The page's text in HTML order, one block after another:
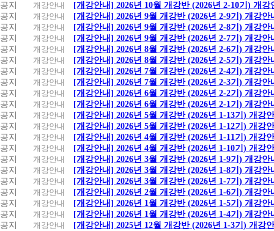
공지
개강안내
[개강안내] 2026년 10월 개강반 (2026년 2-10기) 개강
공지
개강안내
[개강안내] 2026년 9월 개강반 (2026년 2-9기) 개강안
공지
개강안내
[개강안내] 2026년 9월 개강반 (2026년 2-8기) 개강안
공지
개강안내
[개강안내] 2026년 9월 개강반 (2026년 2-7기) 개강안
공지
개강안내
[개강안내] 2026년 8월 개강반 (2026년 2-6기) 개강안
공지
개강안내
[개강안내] 2026년 8월 개강반 (2026년 2-5기) 개강안
공지
개강안내
[개강안내] 2026년 7월 개강반 (2026년 2-4기) 개강안
공지
개강안내
[개강안내] 2026년 7월 개강반 (2026년 2-3기) 개강안
공지
개강안내
[개강안내] 2026년 6월 개강반 (2026년 2-2기) 개강안
공지
개강안내
[개강안내] 2026년 6월 개강반 (2026년 2-1기) 개강안
공지
개강안내
[개강안내] 2026년 5월 개강반 (2026년 1-13기) 개강
공지
개강안내
[개강안내] 2026년 5월 개강반 (2026년 1-12기) 개강
공지
개강안내
[개강안내] 2026년 4월 개강반 (2026년 1-11기) 개강
공지
개강안내
[개강안내] 2026년 4월 개강반 (2026년 1-10기) 개강
공지
개강안내
[개강안내] 2026년 3월 개강반 (2026년 1-9기) 개강안
공지
개강안내
[개강안내] 2026년 3월 개강반 (2026년 1-8기) 개강안
공지
개강안내
[개강안내] 2026년 3월 개강반 (2026년 1-7기) 개강안
공지
개강안내
[개강안내] 2026년 2월 개강반 (2026년 1-6기) 개강안
공지
개강안내
[개강안내] 2026년 1월 개강반 (2026년 1-5기) 개강안
공지
개강안내
[개강안내] 2026년 1월 개강반 (2026년 1-4기) 개강안
공지
개강안내
[개강안내] 2025년 12월 개강반 (2026년 1-3기) 개강